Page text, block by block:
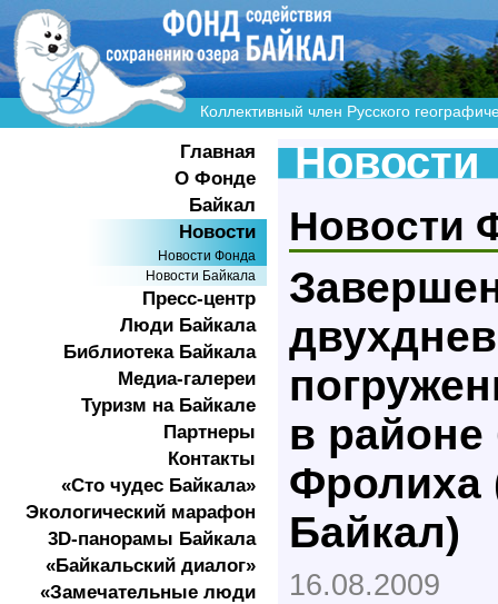
Коллективный член Русского
Главная
О Фонде
Байкал
Новости
Новости Фонда
Новости Байкала
Пресс-центр
Люди Байкала
Библиотека Байкала
Медиа-галереи
Туризм на Байкале
Партнеры
Контакты
«Сто чудес Байкала»
Экологичеcкий марафон
3D-панорамы Байкала
«Байкальский диалог»
«Замечательные люди
Новости
Новости
в районе
Фролиха
Байкал)
16.08.2009